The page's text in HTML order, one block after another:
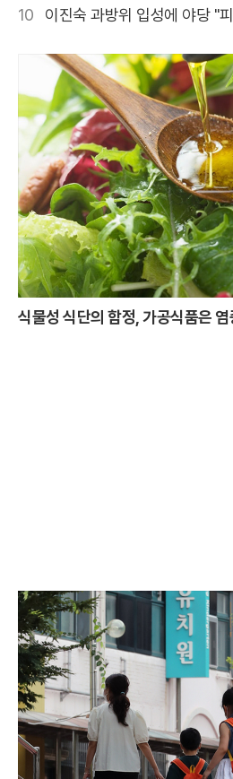
10
이진숙 과방위 입성에 야당 "
식물성 식단의 함정, 가공식품은 염